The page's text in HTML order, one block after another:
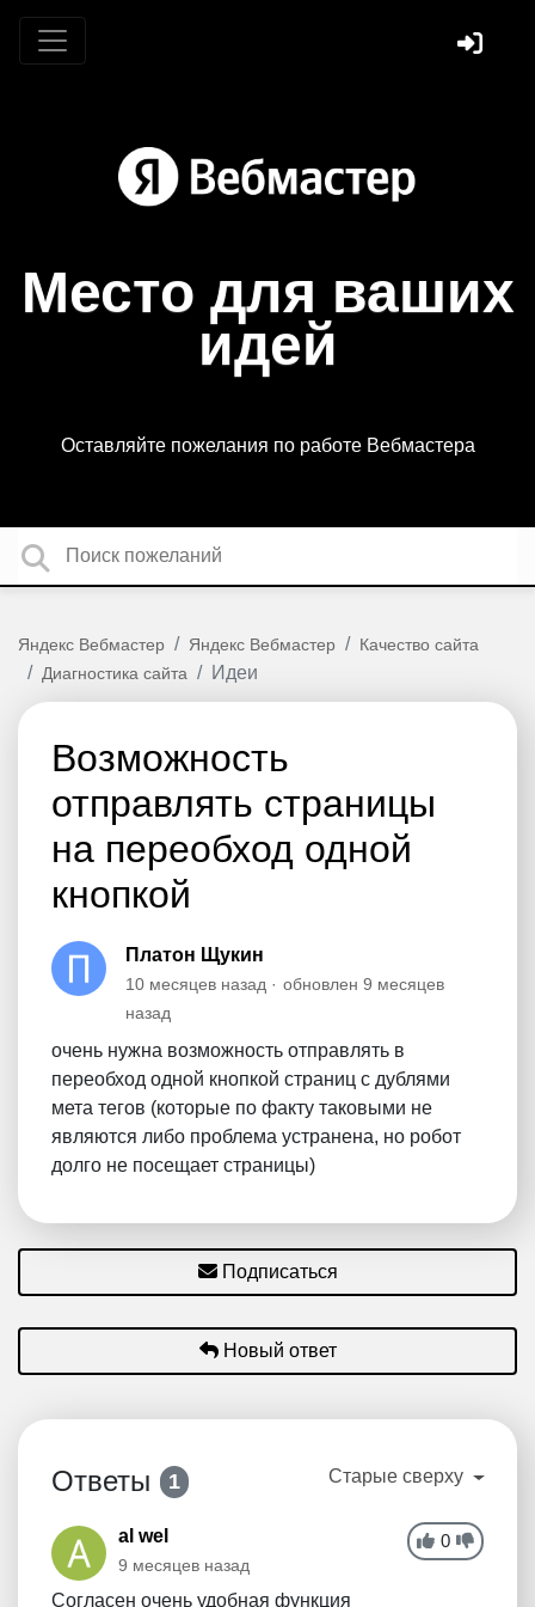
Место для ваших
идей
Оставляйте пожелания по работе Вебмастера
Яндекс Вебмастер Яндекс Вебмастер
Качество сайта
Диагностика сайта
Идеи
Возможность
отправлять страницы
на переобход одной
кнопкой
Платон Щукин
10 месяцев назад обновлен 9 месяцев
назад
очень нужна возможность отправлять в
переобход одной кнопкой страниц с дублями
мета тегов (которые по факту таковыми не
являются либо проблема устранена, но робот
долго не посещает страницы)
Подписаться
Новый ответ
Ответы 1 Старые сверху
0
al wel
9 месяцев назад
Согласен очень удобная функция